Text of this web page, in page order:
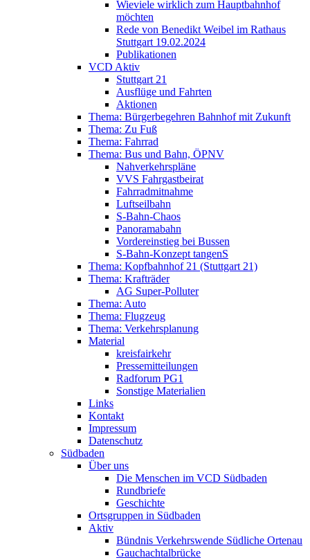
Wieviele wirklich zum Hauptbahnhof
möchten
Rede von Benedikt Weibel im Rathaus
Stuttgart 19.02.2024
Publikationen
VCD Aktiv
Stuttgart 21
Ausflüge und Fahrten
Aktionen
Thema: Bürgerbegehren Bahnhof mit Zukunft
Thema: Zu Fuß
Thema: Fahrrad
Thema: Bus und Bahn, ÖPNV
Nahverkehrspläne
VVS Fahrgastbeirat
Fahrradmitnahme
Luftseilbahn
S-Bahn-Chaos
Panoramabahn
Vordereinstieg bei Bussen
S-Bahn-Konzept tangenS
Thema: Kopfbahnhof 21 (Stuttgart 21)
Thema: Krafträder
AG Super-Polluter
Thema: Auto
Thema: Flugzeug
Thema: Verkehrsplanung
Material
kreisfairkehr
Pressemitteilungen
Radforum PG1
Sonstige Materialien
Links
Kontakt
Impressum
Datenschutz
Südbaden
Über uns
Die Menschen im VCD Südbaden
Rundbriefe
Geschichte
Ortsgruppen in Südbaden
Aktiv
Bündnis Verkehrswende Südliche Ortenau
Gauchachtalbrücke